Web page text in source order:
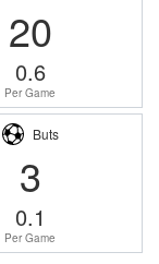
20
0.6
Per Game
Buts
3
0.1
Per Game